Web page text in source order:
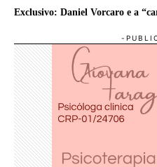
Exclusivo: Daniel Vorcaro e a